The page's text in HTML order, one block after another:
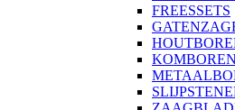
FREESSETS
KOMBOREN